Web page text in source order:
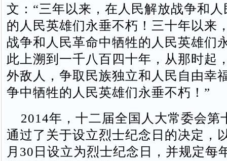
文：“三年以来，在人民解放战争和
的人民英雄们永垂不朽！三十年以来
战争和人民革命中牺牲的人民英雄们
此上溯到一千八百四十年，从那时起
外敌人，争取民族独立和人民自由幸
争中牺牲的人民英雄们永垂不朽！”
2014年，十二届全国人大常委会第
通过了关于设立烈士纪念日的决定，
月30日设立为烈士纪念日，并规定每